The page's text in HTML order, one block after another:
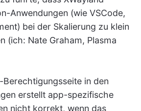
Anwendungen (wie VSCode,
bei der Skalierung zu klein
(ich: Nate Graham, Plasma
Berechtigungsseite in den
erstellt app-spezifische
nicht korrekt, wenn das